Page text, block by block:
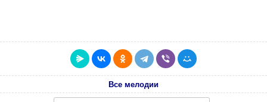
Все мелодии